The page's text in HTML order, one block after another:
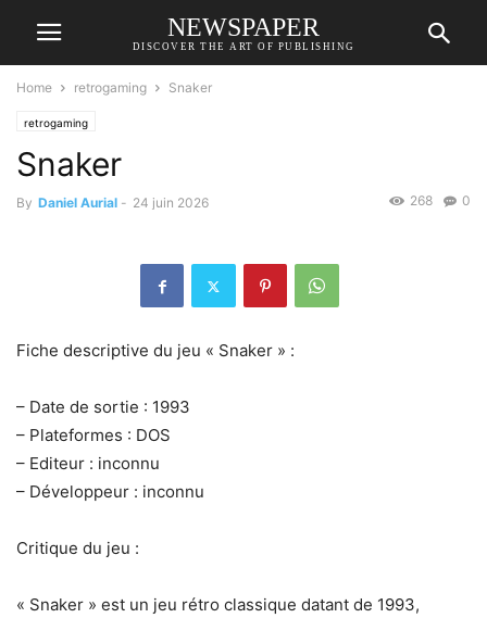
NEWSPAPER
DISCOVER THE ART OF PUBLISHING
Home retrogaming Snaker
retrogaming
Snaker
By Daniel Aurial - 24 juin 2026 0
268
Fiche descriptive du jeu « Snaker » :
– Date de sortie : 1993
– Plateformes : DOS
– Editeur : inconnu
– Développeur : inconnu
Critique du jeu :
« Snaker » est un jeu rétro classique datant de 1993,